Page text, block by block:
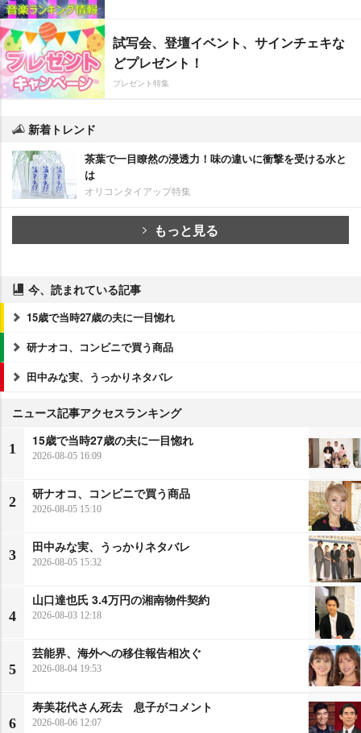
試写会、登壇イベント、サインチェキな
どプレゼント！
プレゼント特集
新着トレンド
茶葉で一目瞭然の浸透力！味の違いに衝撃を受ける水と
は
オリコンタイアップ特集
もっと見る
今、読まれている記事
15歳で当時27歳の夫に一目惚れ
研ナオコ、コンビニで買う商品
田中みな実、うっかりネタバレ
ニュース記事アクセスランキング
1
15歳で当時27歳の夫に一目惚れ
2026-08-05 16:09
2
研ナオコ、コンビニで買う商品
2026-08-05 15:10
3
田中みな実、うっかりネタバレ
2026-08-05 15:32
4
山口達也氏 3.4万円の湘南物件契約
2026-08-03 12:18
5
芸能界、海外への移住報告相次ぐ
2026-08-04 19:53
6
寿美花代さん死去 息子がコメント
2026-08-06 12:07